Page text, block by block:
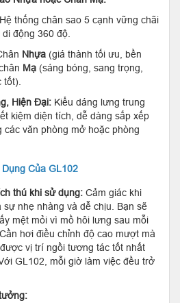
Hệ thống chân sao 5 cạnh vững chãi
động 360 độ.
Nhựa (giá thành tối ưu, bền
Mạ (sáng bóng, sang trọng,
tốt).
Hiện Đại: Kiểu dáng lưng trung
kiệm diện tích, dễ dàng sắp xếp
văn phòng mở hoặc phòng
Của GL102
thú khi sử dụng: Cảm giác khi
sự nhẹ nhàng và dễ chịu. Bạn sẽ
mệt mỏi vì mồ hôi lưng sau mỗi
hơi điều chỉnh độ cao mượt mà
vị trí ngồi tương tác tốt nhất
GL102, mỗi giờ làm việc đều trở